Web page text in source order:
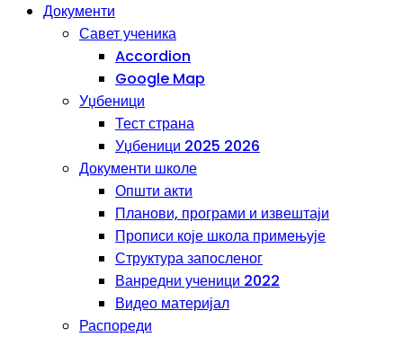
Документи
Савет ученика
Accordion
Google Map
Уџбеници
Тест страна
Уџбеници 2025 2026
Документи школе
Општи акти
Планови, програми и извештаји
Прописи које школа примењује
Структура запосленог
Ванредни ученици 2022
Видео материјал
Распореди